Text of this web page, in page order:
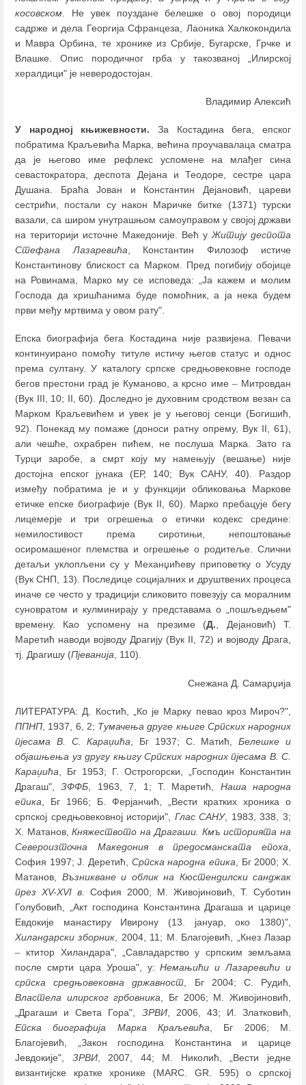
косовском . Не увек поуздане белешке о овој породици
садрже и дела Георгија Сфранцеза, Лаоника Халкокондила
и Мавра Орбина, те хронике из Србије, Бугарске, Грчке и
Влашке. Опис породичног грба у такозваној „Илирској
хералдици" је неверодостојан.
Владимир Алексић
У народној књижевности. За Костадина бега, епског
побратима Краљевића Марка, већина проучавалаца сматра
да је његово име рефлекс успомене на млађег сина
севастократора, деспота Дејана и Теодоре, сестре цара
Душана. Браћа Јован и Константин Дејановић, цареви
сестрићи, постали су након Маричке битке (1371) турски
вазали, са широм унутрашњом самоуправом у својој држави
на територији источне Македоније. Већ у Житију деспота
Стефана Лазаревића , Константин Филозоф истиче
Константинову блискост са Марком. Пред погибију обојице
на Ровинама, Марко му се исповеда: „Ја кажем и молим
Господа да хришћанима буде помоћник, а ја нека будем
први међу мртвима у овом рату".
Епска биографија бега Костадина није развијена. Певачи
континуирано помоћу титуле истичу његов статус и однос
према султану. У каталогу српске средњовековне господе
бегов престони град је Куманово, а крсно име –Митровдан
(Вук III, 10; II, 60). Доследно је духовним сродством везан са
Марком Краљевићем и увек је у његовој сенци (Богишић,
92). Понекад му помаже (доноси ратну опрему, Вук II, 61),
али чешће, охрабрен пићем, не послуша Марка. Зато га
Турци заробе, а смрт коју му намењују (вешање) није
достојна епског јунака (ЕР, 140; Вук САНУ, 40). Раздор
између побратима је и у функцији обликовања Маркове
етичке епске биографије (Вук II, 60). Марко пребацује бегу
лицемерје и три огрешења о етички кодекс средине:
немилостивост према сиротињи, непоштовање
осиромашеног племства и огрешење о родитеље. Слични
детаљи уклопљени су у Механџићеву приповетку о Усуду
(Вук СНП, 13). Последице социјалних и друштвених процеса
иначе се често у традицији сликовито повезују са моралним
суновратом и кулминирају у представама о „пошљедњем"
времену. Као успомену на презиме (Д., Дејановић) Т.
Маретић наводи војводу Драгију (Вук II, 72) и војводу Драга,
тј. Драгишу (Пјеванија, 110).
Снежана Д. Самарџија
ЛИТЕРАТУРА: Д. Костић, „Ко је Марку певао кроз Мироч?",
ППНП , 1937, 6, 2; Тумачења друге књиге Српских народних
пјесама В. С. Караџића , Бг 1937; С. Матић,Белешке и
објашњења уз другу књигу Српских народних пјесама В. С.
Караџића , Бг 1953; Г. Острогорски, „Господин Константин
Драгаш",ЗФФБ , 1963, 7, 1; T. Маретић, Наша народна
епика , Бг 1966; Б. Ферјанчић, „Вести кратких хроника о
српској средњовековној историји", Глас САНУ, 1983, 338, 3;
Х. Матанов,Княжеството на Драгаши. Кмъ историята на
Североизточна Македония в предосманската епоха
София 1997; Ј. Деретић, Српска народна епика , Бг 2000; Х.
Матанов, Възникване и облик на Кюстендилски санджак
през XV-XVI в.
София 2000; М. Живојиновић, Т. Суботин
Голубовић, „Акт господина Константина Драгаша и царице
Евдокије манастиру Ивирону (13. јануар, око 1380)",
Хиландарски зборник , 2004, 11; М. Благојевић, „Кнез Лазар
– ктитор Хиландара", „Савладарство у српским земљама
после смрти цара Уроша", у:Немањићи и Лазаревићи и
српска средњовековна државност , Бг 2004; С. Рудић,
Властела илирског грбовника , Бг 2006; М. Живојиновић,
„Драгаши и Света Гора", ЗРВИ, 2006, 43; И. Златковић,
Епска биографија Марка Краљевића , Бг 2006; М.
Благојевић, „Закон господина Константина и царице
Јевдокије", ЗРВИ, 2007, 44; М. Николић, „Вести једне
византијске кратке хронике (MARC. GR. 595) о српској